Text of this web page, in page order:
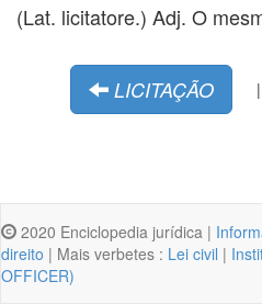
(Lat. licitatore.) Adj. O
LICITAÇÃO
2020 Enciclopedia jurídica |
direito | Mais verbetes : Lei civil |
OFFICER)